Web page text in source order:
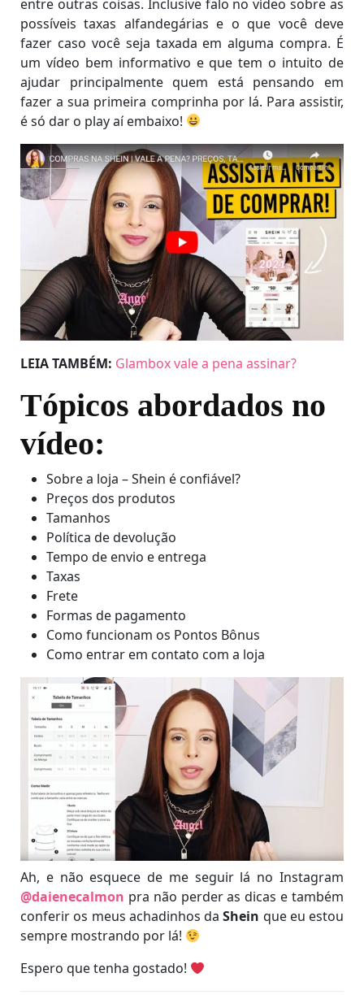
entre outras coisas. Inclusive falo no vídeo sobre as
possíveis taxas alfandegárias e o que você deve
fazer caso você seja taxada em alguma compra. É
um vídeo bem informativo e que tem o intuito de
ajudar principalmente quem está pensando em
fazer a sua primeira comprinha por lá. Para assistir,
é só dar o play aí embaixo!
LEIA TAMBÉM: Glambox vale a pena assinar?
Tópicos abordados no
vídeo:
Sobre a loja – Shein é confiável?
Preços dos produtos
Tamanhos
Política de devolução
Tempo de envio e entrega
Taxas
Frete
Formas de pagamento
Como funcionam os Pontos Bônus
Como entrar em contato com a loja
Ah, e não esquece de me seguir lá no Instagram
@daienecalmon pra não perder as dicas e também
conferir os meus achadinhos daShein que eu estou
sempre mostrando por lá!
Espero que tenha gostado!